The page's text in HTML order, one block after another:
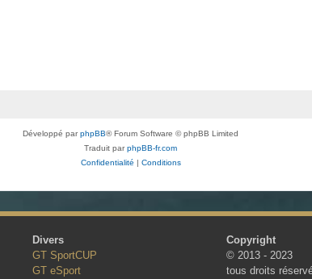
Développé parphpBB® Forum Software © phpBB Limited
Traduit parphpBB-fr.com
Confidentialité
Conditions
Divers
GT SportCUP
GT eSport
Copyright
© 2013 - 2023
tous droits